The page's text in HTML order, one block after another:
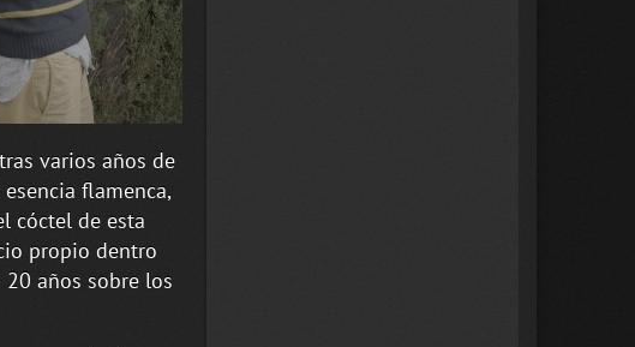
varios años de
flamenca,
cóctel de esta
propio dentro
años sobre los